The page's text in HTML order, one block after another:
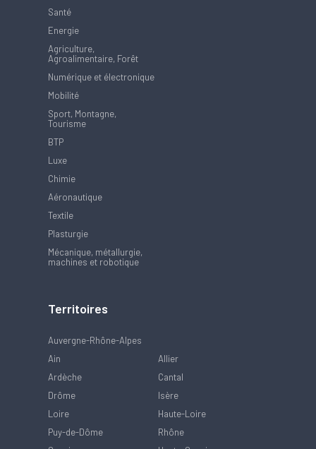
Santé
Energie
Agriculture,
Agroalimentaire, Forêt
Numérique et électronique
Mobilité
Sport, Montagne,
Tourisme
BTP
Luxe
Chimie
Aéronautique
Textile
Plasturgie
Mécanique, métallurgie,
machines et robotique
Territoires
Auvergne-Rhône-Alpes
Ain
Allier
Ardèche
Cantal
Drôme
Isère
Loire
Haute-Loire
Puy-de-Dôme
Rhône